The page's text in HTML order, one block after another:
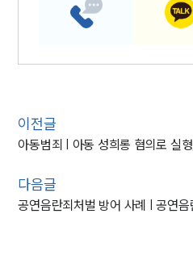
이전글
아동범죄 | 아동 성희롱 혐의로 실
다음글